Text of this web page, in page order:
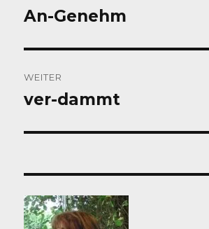
Vorheriger
An-Genehm
WEITER
Nächster
ver-dammt